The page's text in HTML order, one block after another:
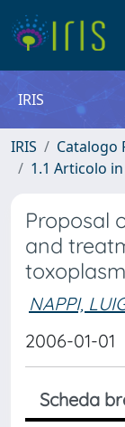
IRIS
IRIS Catalogo
1.1 Articolo
Proposal
and
NAPPI,
2006-01-01
Scheda